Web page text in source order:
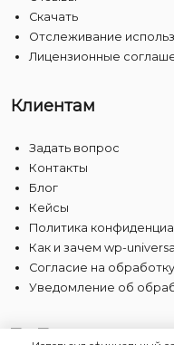
Скачать
Отслеживание
Лицензионные
Клиентам
Задать вопрос
Контакты
Блог
Кейсы
Политика
Как и зачем wp-
Согласие на
Уведомление об